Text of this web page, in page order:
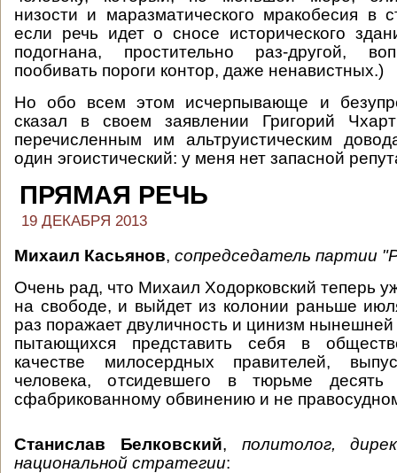
низости и маразматического мракобесия в
если речь идет о сносе исторического
подогнана, простительно раз-другой,
пообивать пороги контор, даже ненавистных.)
Но обо всем этом исчерпывающе и
сказал в своем заявлении Григорий
перечисленным им альтруистическим
один эгоистический: у меня нет запасной
ПРЯМАЯ РЕЧЬ
19 ДЕКАБРЯ 2013
Михаил Касьянов, сопредседатель партии
Очень рад, что Михаил Ходорковский теперь
на свободе, и выйдет из колонии раньше
раз поражает двуличность и цинизм нынешней
пытающихся представить себя в
качестве милосердных правителей,
человека, отсидевшего в тюрьме
сфабрикованному обвинению и не
Станислав Белковский, политолог,
национальной стратегии: